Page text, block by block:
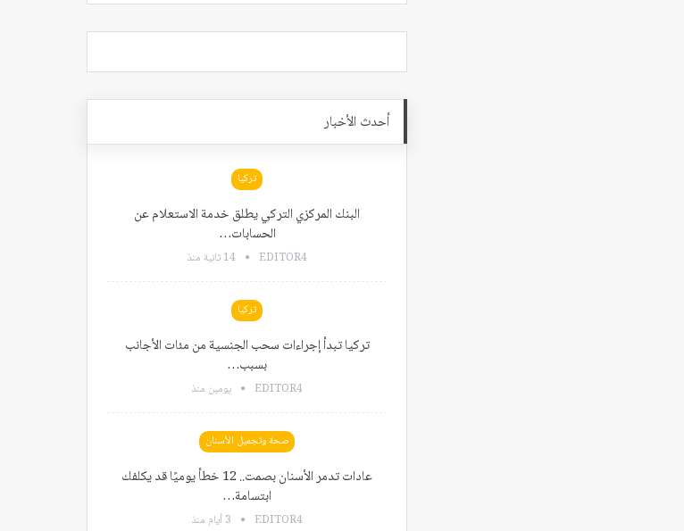
أحدث الأخبار
تركيا
البنك المركزي التركي يطلق خدمة الاستعلام عن
الحسابات…
EDITOR4 14 ثانية منذ
تركيا
تركيا تبدأ إجراءات سحب الجنسية من مئات الأجانب
بسبب…
EDITOR4 يومين منذ
صحة وتجميل الأسنان
عادات تدمر الأسنان بصمت.. 12 خطأ يوميًا قد يكلفك
ابتسامة…
EDITOR4 3 أيام منذ